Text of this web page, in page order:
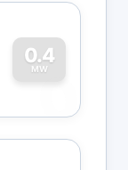
0.4
MW
0